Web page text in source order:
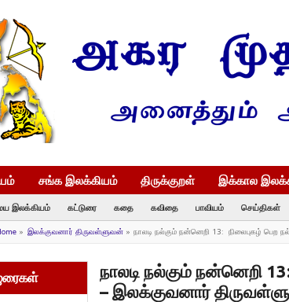
சங்க இலக்கியம் திருக்குறள் இக்கால
இலக்கியம் கட்டுரை கதை கவிதை பாவியம் செய்திகள்
» இலக்குவனார் திருவள்ளுவன்» நாலடி நல்கும் நன்னெறி 13: நிலைபுகழ் பெற
நாலடி நல்கும் நன்னெறி
– இலக்குவனார்